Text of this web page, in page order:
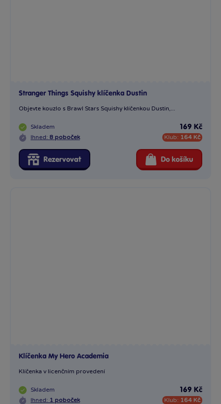
Stranger Things Squishy klíčenka Dustin
Objevte kouzlo s Brawl Stars Squishy klíčenkou Dustin,...
Skladem
Ihned: 8 poboček
169 Kč
Klub: 164 Kč
Rezervovat Do košíku
Klíčenka My Hero Academia
Klíčenka v licenčním provedení
Skladem
Ihned: 1 poboček
169 Kč
Klub: 164 Kč